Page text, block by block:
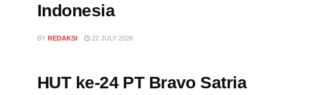
Indonesia
BY REDAKSI 22 JULY 2026
HUT ke-24 PT Bravo Satria